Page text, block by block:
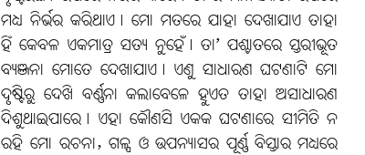
ମଧ୍ୟ ନିର୍ଭର କରିଥାଏ। ମୋ ମତରେ ଯାହା ଦେଖାଯାଏ ତାହା
ହିଁ କେବଳ ଏକମାତ୍ର ସତ୍ୟ ନୁହେଁ। ତା’ ପଶ୍ଚାତରେ ସ୍ତରୀଭୂତ
ବ୍ୟଞ୍ଜନା ମୋତେ ଦେଖାଯାଏ। ଏଣୁ ସାଧାରଣ ଘଟଣାଟି ମୋ
ଦୃଷ୍ଟିରୁ ଦେଖି ବର୍ଣ୍ଣନା କଲାବେଳେ ହୁଏତ ତାହା ଅସାଧାରଣ
ଦିଶୁଥାଇପାରେ। ଏହା କୌଣସି ଏକକ ଘଟଣାରେ ସୀମିତି ନ
ରହି ମୋ ରଚନା, ଗଳ୍ପ ଓ ଉପନ୍ୟାସର ପୂର୍ଣ୍ଣ ବିସ୍ତାର ମଧ୍ୟରେ